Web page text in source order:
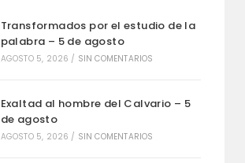
Transformados por el estudio de la
palabra – 5 de agosto
AGOSTO 5, 2026 / SIN COMENTARIOS
Exaltad al hombre del Calvario – 5
de agosto
AGOSTO 5, 2026 / SIN COMENTARIOS